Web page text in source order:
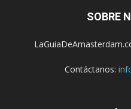
SOBRE
Contáctanos: